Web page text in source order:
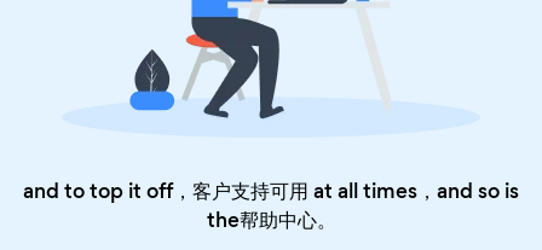
and to top it off，客户支持可用 at all times，and so is
the帮助中心。